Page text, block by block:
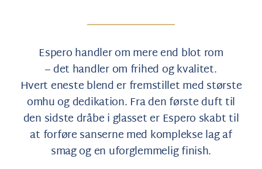
Espero handler om mere end blot rom
– det handler om frihed og kvalitet.
Hvert eneste blend er fremstillet med største
omhu og dedikation. Fra den første duft til
den sidste dråbe i glasset er Espero skabt til
at forføre sanserne med komplekse lag af
smag og en uforglemmelig finish.